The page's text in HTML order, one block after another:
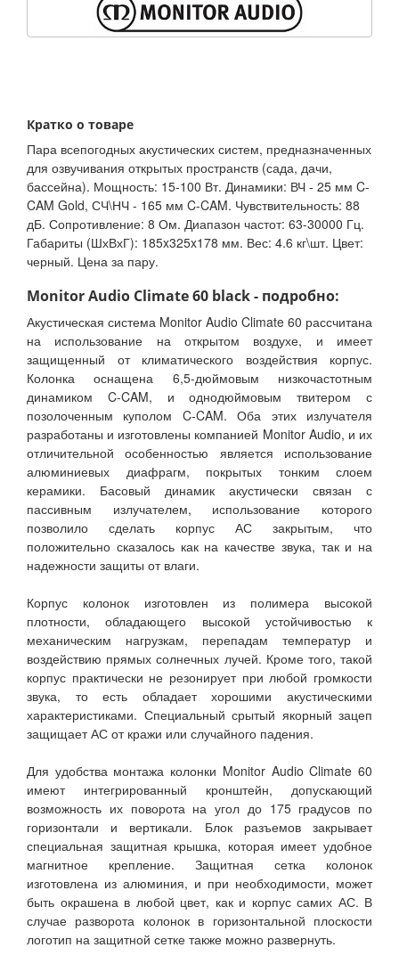
Кратко о товаре
Пара всепогодных акустических систем, предназначенных
для озвучивания открытых пространств (сада, дачи,
бассейна). Мощность: 15-100 Вт. Динамики: ВЧ - 25 мм C-
CAM Gold, СЧ\НЧ - 165 мм C-CAM. Чувствительность: 88
дБ. Сопротивление: 8 Ом. Диапазон частот: 63-30000 Гц.
Габариты (ШхВхГ): 185x325x178 мм. Вес: 4.6 кг\шт. Цвет:
черный. Цена за пару.
Monitor Audio Climate 60 black - подробно:
Акустическая система Monitor Audio Climate 60 рассчитана
на использование на открытом воздухе, и имеет
защищенный от климатического воздействия корпус.
Колонка оснащена 6,5-дюймовым низкочастотным
динамиком C-CAM, и однодюймовым твитером с
позолоченным куполом C-CAM. Оба этих излучателя
разработаны и изготовлены компанией Monitor Audio, и их
отличительной особенностью является использование
алюминиевых диафрагм, покрытых тонким слоем
керамики. Басовый динамик акустически связан с
пассивным излучателем, использование которого
позволило сделать корпус АС закрытым, что
положительно сказалось как на качестве звука, так и на
надежности защиты от влаги.
Корпус колонок изготовлен из полимера высокой
плотности, обладающего высокой устойчивостью к
механическим нагрузкам, перепадам температур и
воздействию прямых солнечных лучей. Кроме того, такой
корпус практически не резонирует при любой громкости
звука, то есть обладает хорошими акустическими
характеристиками. Специальный срытый якорный зацеп
защищает АС от кражи или случайного падения.
Для удобства монтажа колонки Monitor Audio Climate 60
имеют интегрированный кронштейн, допускающий
возможность их поворота на угол до 175 градусов по
горизонтали и вертикали. Блок разъемов закрывает
специальная защитная крышка, которая имеет удобное
магнитное крепление. Защитная сетка колонок
изготовлена из алюминия, и при необходимости, может
быть окрашена в любой цвет, как и корпус самих АС. В
случае разворота колонок в горизонтальной плоскости
логотип на защитной сетке также можно развернуть.